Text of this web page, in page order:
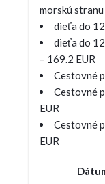
morskú stranu
dieťa do
dieťa do
– 169.2 EUR
Cestovné
Cestovné
EUR
Cestovné
EUR